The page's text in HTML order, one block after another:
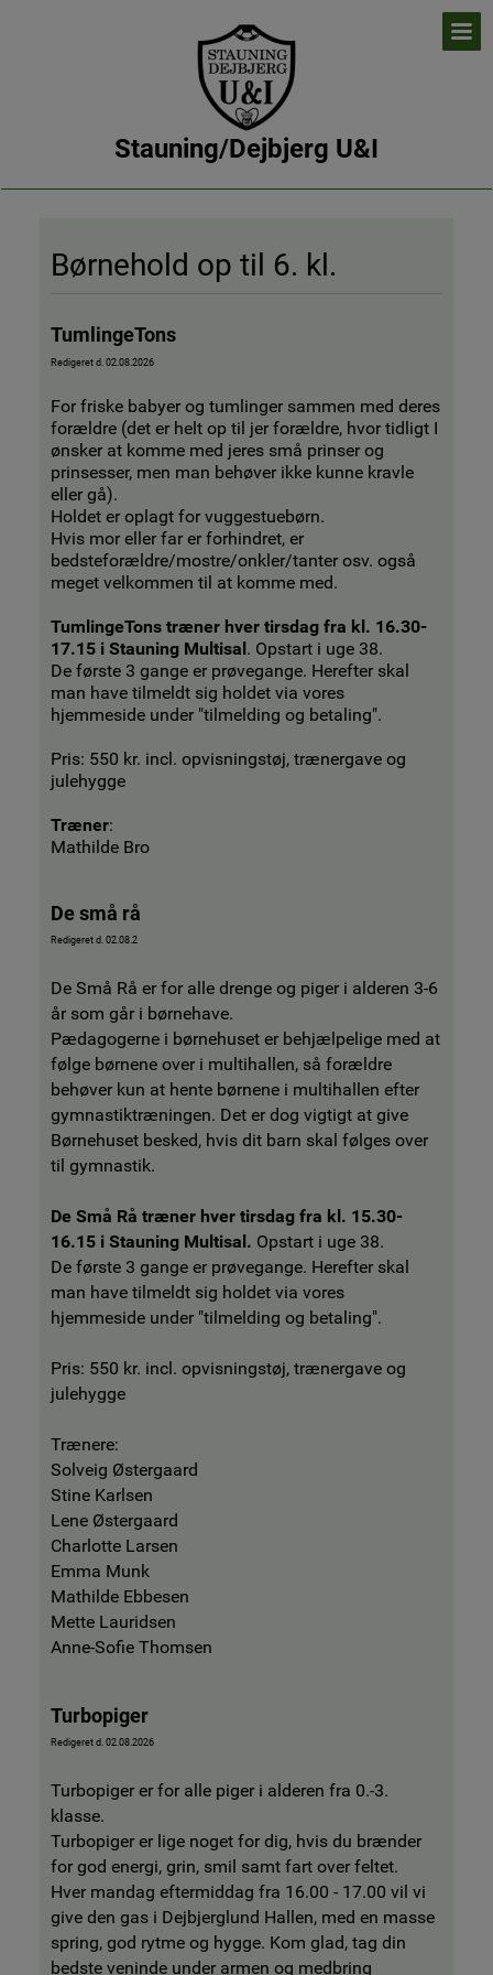
Stauning/Dejbjerg U&I
Børnehold op til 6. kl.
TumlingeTons
Redigeret d. 02.08.2026
For friske babyer og tumlinger sammen med deres
forældre (det er helt op til jer forældre, hvor tidligt I
ønsker at komme med jeres små prinser og
prinsesser, men man behøver ikke kunne kravle
eller gå).
Holdet er oplagt for vuggestuebørn.
Hvis mor eller far er forhindret, er
bedsteforældre/mostre/onkler/tanter osv. også
meget velkommen til at komme med.
TumlingeTons træner hver tirsdag fra kl. 16.30-
17.15 i Stauning Multisal. Opstart i uge 38.
De første 3 gange er prøvegange. Herefter skal
man have tilmeldt sig holdet via vores
hjemmeside under "tilmelding og betaling".
Pris: 550 kr. incl. opvisningstøj, trænergave og
julehygge
Træner:
Mathilde Bro
De små rå
Redigeret d. 02.08.2
De Små Rå er for alle drenge og piger i alderen 3-6
år som går i børnehave.
Pædagogerne i børnehuset er behjælpelige med at
følge børnene over i multihallen, så forældre
behøver kun at hente børnene i multihallen efter
gymnastiktræningen. Det er dog vigtigt at give
Børnehuset besked, hvis dit barn skal følges over
til gymnastik.
De Små Rå træner hver tirsdag fra kl. 15.30-
16.15 i Stauning Multisal. Opstart i uge 38.
De første 3 gange er prøvegange. Herefter skal
man have tilmeldt sig holdet via vores
hjemmeside under "tilmelding og betaling".
Pris: 550 kr. incl. opvisningstøj, trænergave og
julehygge
Trænere:
Solveig Østergaard
Stine Karlsen
Lene Østergaard
Charlotte Larsen
Emma Munk
Mathilde Ebbesen
Mette Lauridsen
Anne-Sofie Thomsen
Turbopiger
Redigeret d. 02.08.2026
Turbopiger er for alle piger i alderen fra 0.-3.
klasse.
Turbopiger er lige noget for dig, hvis du brænder
for god energi, grin, smil samt fart over feltet.
Hver mandag eftermiddag fra 16.00 - 17.00 vil vi
give den gas i Dejbjerglund Hallen, med en masse
spring, god rytme og hygge. Kom glad, tag din
bedste veninde under armen og medbring